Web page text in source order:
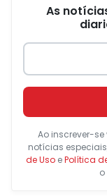
As
Ao inscrever-
notícias
de UsoePolítica